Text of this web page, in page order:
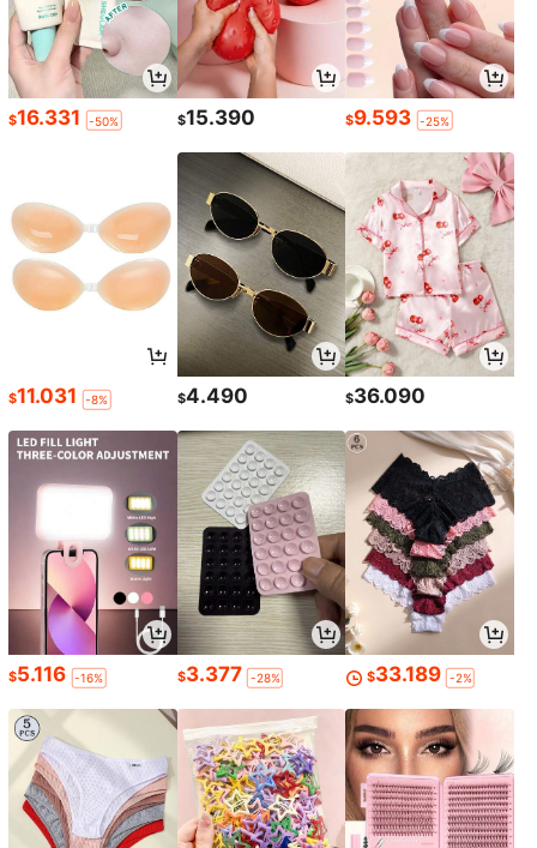
$16.331 -50% $15.390 $9.593 -25%
$11.031 -8% $4.490 $36.090
$5.116 -16% $3.377 -28% $33.189 -2%